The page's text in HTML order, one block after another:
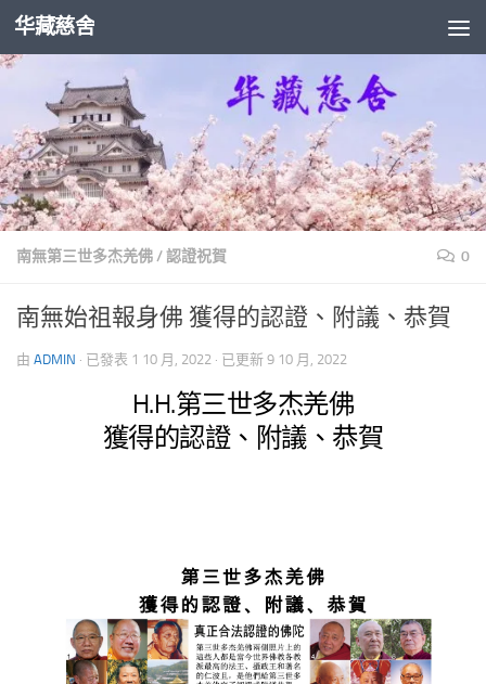
Skip to content
华藏慈舍
南無第三世多杰羌佛/認證祝賀 0
南無始祖報身佛 獲得的認證、附議、恭賀
由 ADMIN · 已發表 1 10 月, 2022 · 已更新 9 10 月, 2022
H.H.第三世多杰羌佛
獲得的認證、附議、恭賀